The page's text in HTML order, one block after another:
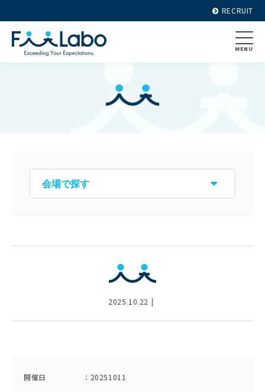
RECRUIT
MENU
2025.10.22
開催日 ：20251011